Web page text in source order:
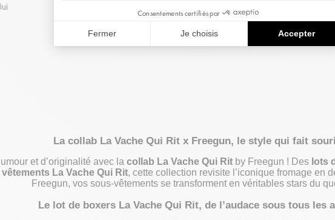
La collab La Vache Qui Rit x Freegun, le style qui fait
et d’originalité avec la collab La Vache Qui Rit by Freegun ! Des lots
vêtements La Vache Qui Rit, cette collection revisite l’iconique fromage en
Freegun, vos sous-vêtementsse transforment en véritables stars du
Le lot de boxers La Vache Qui Rit, de l’audace sous tous les
Consentements certifiés par
Fermer Je choisis Accepter